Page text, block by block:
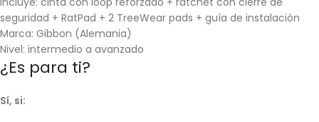
seguridad + RatPad + 2 TreeWear pads + guía de instalación
Marca: Gibbon (Alemania)
Nivel: intermedio a avanzado
¿Es para ti?
Sí, si: